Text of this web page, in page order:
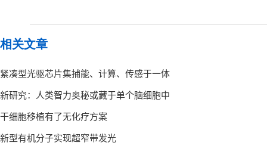
相关文章